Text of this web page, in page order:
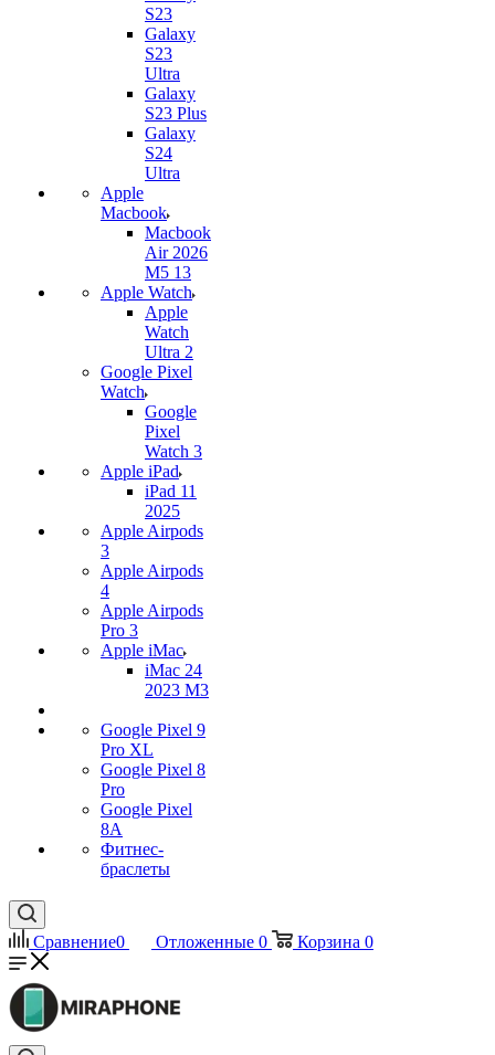
S23
Galaxy
S23
Ultra
Galaxy
S23 Plus
Galaxy
S24
Ultra
Apple
Macbook
Macbook
Air 2026
M5 13
Apple Watch
Apple
Watch
Ultra 2
Google Pixel
Watch
Google
Pixel
Watch 3
Apple iPad
iPad 11
2025
Apple Airpods
3
Apple Airpods
4
Apple Airpods
Pro 3
Apple iMac
iMac 24
2023 M3
Google Pixel 9
Pro XL
Google Pixel 8
Pro
Google Pixel
8A
Фитнес-
браслеты
Сравнение0 Отложенные 0 Корзина 0